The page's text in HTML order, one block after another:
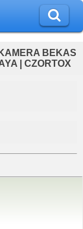
BEKAS
| CZORTOX